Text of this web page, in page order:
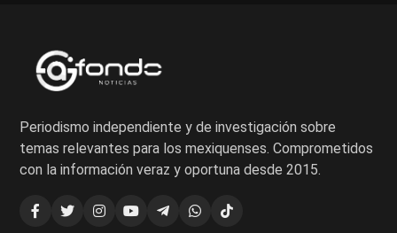
Periodismo independiente y de investigación sobre
temas relevantes para los mexiquenses. Comprometidos
con la información veraz y oportuna desde 2015.